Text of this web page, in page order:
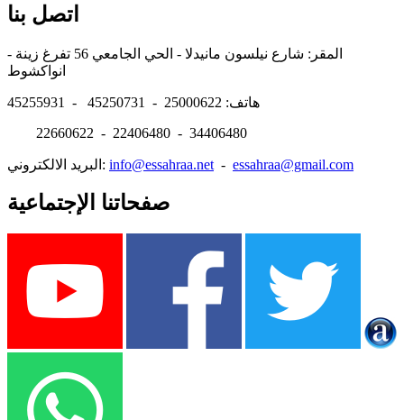
اتصل بنا
المقر: شارع نيلسون مانيدلا - الحي الجامعي 56 تفرغ زينة -
هاتف: 25000622 - 45250731 - 45255931
22660622 - 22406480 - 34406480
البريد الالكتروني: info@essahraa.net - essahraa@gmail.com
صفحاتنا الإجتماعية